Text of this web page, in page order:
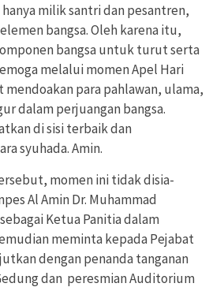
milik santri dan pesantren,
bangsa. Oleh karena itu,
bangsa untuk turut serta
melalui momen Apel Hari
mendoakan para pahlawan, ulama,
dalam perjuangan bangsa.
di sisi terbaik dan
syuhada. Amin.
momen ini tidak disia-
Al Amin Dr. Muhammad
Ketua Panitia dalam
meminta kepada Pejabat
dengan penanda tanganan
dan peresmian Auditorium